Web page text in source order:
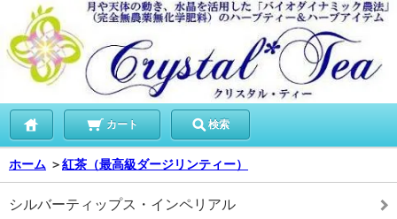
カート 検索
ホーム ＞紅茶（最高級ダージリンティー）
シルバーティップス・インペリアル